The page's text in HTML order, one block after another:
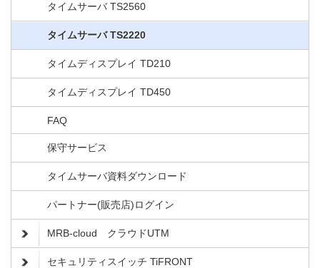
タイムサーバ TS2560
タイムサーバ TS2220
タイムディスプレイ TD210
タイムディスプレイ TD450
FAQ
保守サービス
タイムサーバ資料ダウンロード
パートナー(販売店)ログイン
MRB-cloud クラウドUTM
セキュリティスイッチ TiFRONT